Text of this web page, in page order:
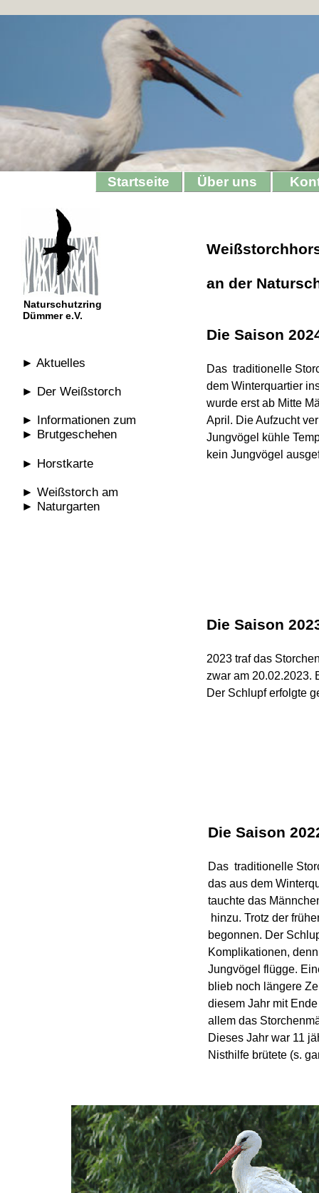
an der
Die Saison
Das traditionelle
dem Winterquartier
wurde erst ab Mitte
April. Die Aufzucht
Jungvögel kühle
kein Jungvögel
► Aktuelles
► Der Weißstorch
► Informationen zum
► Brutgeschehen
► Horstkarte
► Weißstorch am
► Naturgarten
Naturschutzring
Dümmer e.V.
Startseite Über uns
Die Saison
Das traditionelle
das aus dem
tauchte das
hinzu. Trotz der
begonnen. Der
Komplikationen,
Jungvögel flügge.
blieb noch längere
diesem Jahr mit
allem das
Dieses Jahr war 11
Nisthilfe brütete (s.
Die Saison
2023 traf das
zwar am 20.02.2023.
Der Schlupf erfolgte